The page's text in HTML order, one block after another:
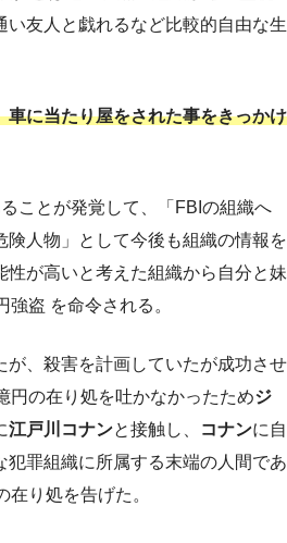
い友人と戯れるなど比較的自由な生
車に当たり屋をされた事をきっかけ
ことが発覚して、「FBIの組織へ
険人物」として今後も組織の情報を
性が高いと考えた組織から自分と妹
強盗 を命令される。
が、殺害を計画していたが成功させ
円の在り処を吐かなかったためジ
江戸川コナンと接触し、 コナンに自
犯罪組織に所属する末端の人間であ
在り処を告げた。